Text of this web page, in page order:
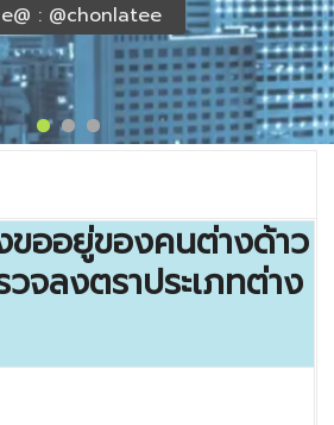
: @chonlatee
ขออยู่ของคนต่างด้าว
จลงตราประเภทต่าง